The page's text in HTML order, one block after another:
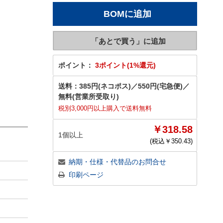
ポイント： 3ポイント(1%還元)
送料： 385円(ネコポス) ／550円(宅急便) ／
無料(営業所受取り)
税別3,000円以上購入で送料無料
1個以上 ￥318.58
(税込￥ 350.43)
納期・仕様・代替品のお問合せ
印刷ページ